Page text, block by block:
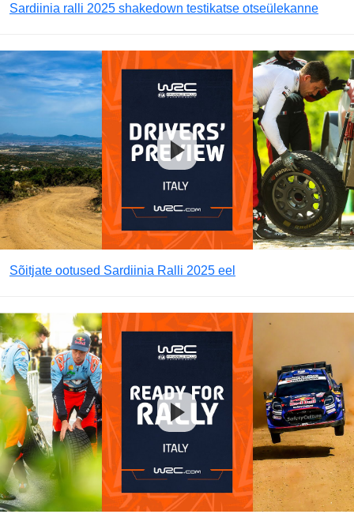
Sardiinia ralli 2025 shakedown testikatse otseülekanne
Sõitjate ootused Sardiinia Ralli 2025 eel